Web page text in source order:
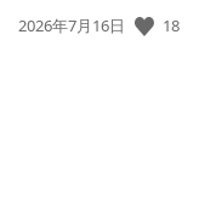
公
2026年7月16日 18